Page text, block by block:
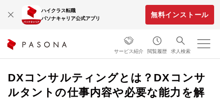
ハイクラス転職
パソナキャリア公式アプリ
無料インストール
サービス紹介 閲覧履歴 求人検索
DXコンサルティングとは？DXコンサ
ルタントの仕事内容や必要な能力を解